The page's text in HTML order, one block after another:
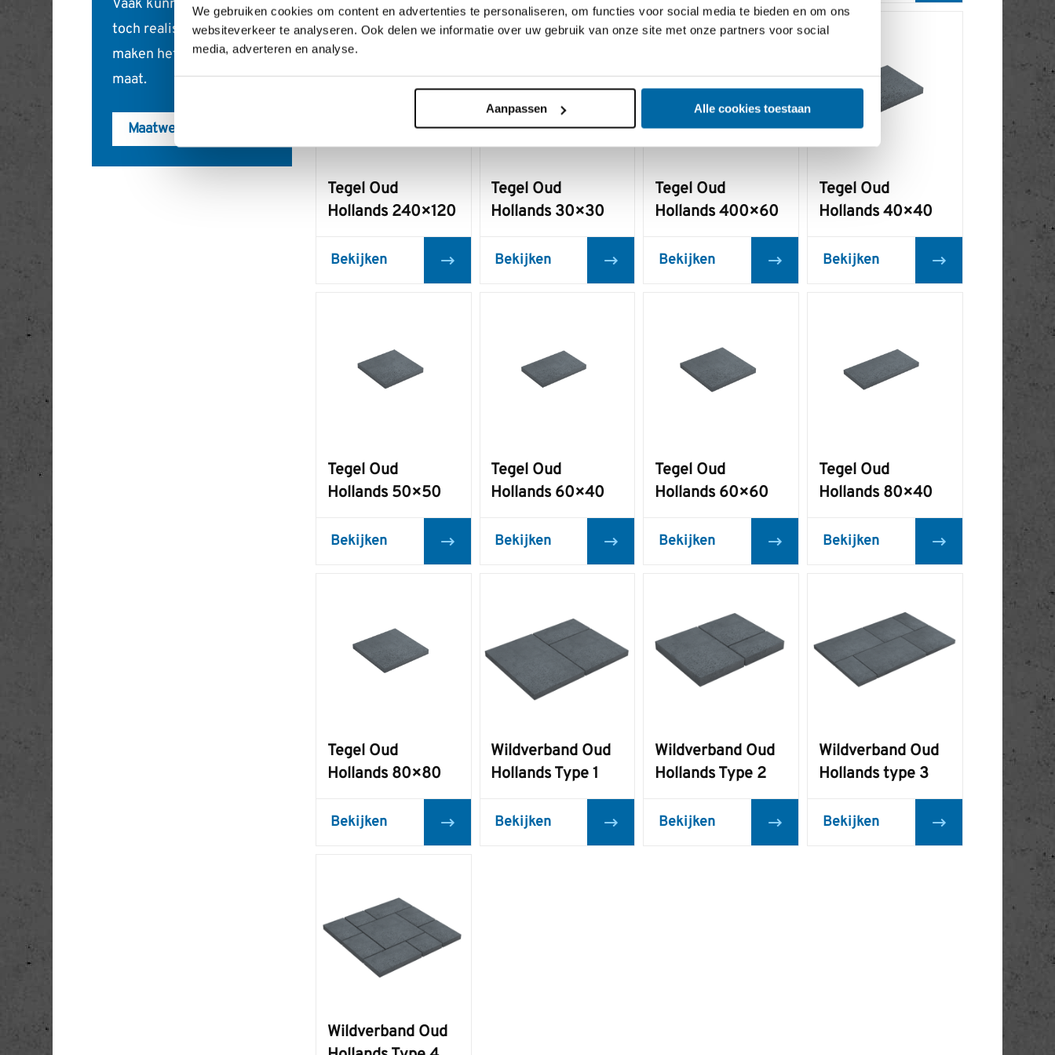
We gebruiken cookies om content en advertenties te personaliseren, om functies voor social media te bieden en om ons
websiteverkeer te analyseren. Ook delen we informatie over uw gebruik van onze site met onze partners voor social
media, adverteren en analyse.
Aanpassen Alle cookies toestaan
Vaak kunnen we uw wens
toch realiseren. We
maken het graag op
maat.
Maatwerk
Tegel Oud
Hollands 240×120
Bekijken
Tegel Oud
Hollands 30×30
Bekijken
Tegel Oud
Hollands 400×60
Bekijken
Tegel Oud
Hollands 40×40
Bekijken
Tegel Oud
Hollands 50×50
Bekijken
Tegel Oud
Hollands 60×40
Bekijken
Tegel Oud
Hollands 60×60
Bekijken
Tegel Oud
Hollands 80×40
Bekijken
Tegel Oud
Hollands 80×80
Bekijken
Wildverband Oud
Hollands Type 1
Bekijken
Wildverband Oud
Hollands Type 2
Bekijken
Wildverband Oud
Hollands type 3
Bekijken
Wildverband Oud